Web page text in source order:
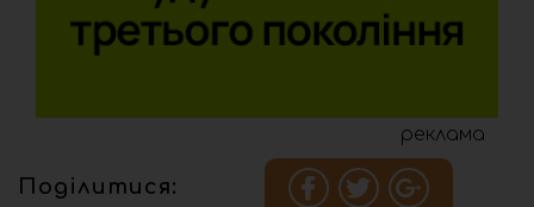
реклама
Поділитися: